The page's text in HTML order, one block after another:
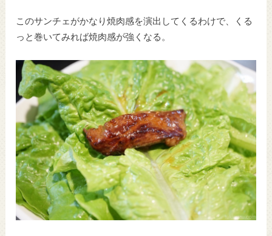
このサンチェがかなり焼肉感を演出してくるわけで、くる
っと巻いてみれば焼肉感が強くなる。